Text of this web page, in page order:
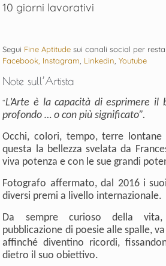
10 giorni lavorativi
Segui Fine Aptitude sui canali social per
Facebook, Instagram Linkedin ,Youtube
Note sull’Artista
“L’Arte è la capacità di esprimere il
profondo … o con più significato”.
Occhi, colori, tempo, terre
questa la bellezza svelata da
viva potenza e con le sue grandi
Fotografo affermato, dal 2016 i
diversi premi a livello internazionale.
Da sempre curioso della
pubblicazione di poesie alle spalle,
affinché diventino ricordi,
dietro il suo obiettivo.